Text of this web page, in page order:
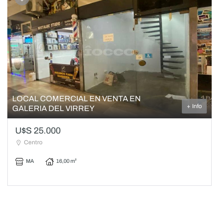
LOCAL COMERCIAL EN VENTA EN
GALERIA DEL VIRREY
+ Info
U$S 25.000
Centro
MA 16,00 m²